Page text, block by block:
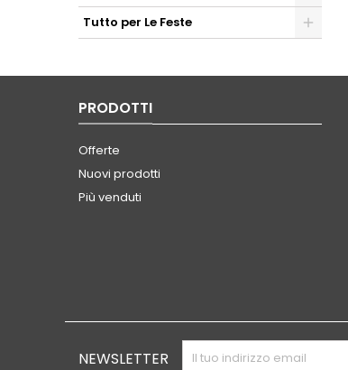
Tutto per Le Feste
PRODOTTI
Offerte
Nuovi prodotti
Più venduti
NEWSLETTER